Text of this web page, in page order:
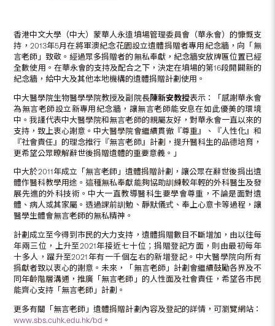
香港中文大學（中大）蒙華人永遠墳場管理委員會（華永會）的慷慨支
持，2013年5月在將軍澳紀念花園設立遺體捐贈者專用紀念牆，向「無
言老師」致敬。經過眾多捐贈者的無私奉獻，紀念牆安放牌匾位置已經
全數使用。在華永會的支持及配合之下，決定在墳場的第16段開闢新的
紀念牆，給中大及其他本地機構的遺體捐贈計劃使用。
中大醫學院生物醫學學院教授及副院長陳新安教授表示：「感謝華永會
為無言老師設立新專用紀念牆，讓無言老師能安息在如此優美的環境
中。我謹代表中大醫學院和無言老師的親屬友好，對華永會一直以來的
支持，致上衷心謝意。中大醫學院會繼續貫徹『尊重』、『人性化』和
『社會責任』的理念推行『無言老師』計劃，提升醫科生的品德培育，
更希望公眾暸解辭世後捐贈遺體的重要意義。」
中大於2011年成立「無言老師」遺體捐贈計劃，讓公眾在辭世後捐出遺
體作醫科教學用途。這種無私奉獻能夠協助訓練較年輕的外科醫生及發
展先進的外科技術。中大一直教導醫科生要學會尊重，不論是面對遺
體、病人或其家屬。透過課前訓勉、靜默儀式、奉上心意卡等過程，讓
醫學生體會無言老師的無私精神。
計劃成立至今得到市民的大力支持，遺體捐贈數目不斷增加，由以往每
年兩三位，上升至2021年接近七十位；捐贈登記方面，則由最初每年
十多人，躍升至2021年有一千個左右的新增登記。中大醫學院向所有
捐獻者致以衷心的謝意。未來，「無言老師」計劃會繼續鼓勵各界及不
同年齡階層溝通，推廣「無言老師」的人性面及社會責任，希望各市民
能齊心支持「無言老師」計劃。
更多有關「無言老師」遺體捐贈計劃內容及登記的詳情，可瀏覽網站：
www.sbs.cuhk.edu.hk/bd 。